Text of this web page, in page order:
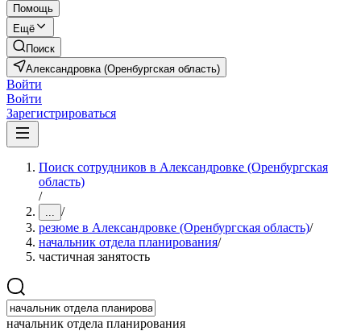
Помощь
Ещё
Поиск
Александровка (Оренбургская область)
Войти
Войти
Зарегистрироваться
Поиск сотрудников в Александровке (Оренбургская
область)
/
... /
резюме в Александровке (Оренбургская область)/
начальник отдела планирования/
частичная занятость
начальник отдела планирования